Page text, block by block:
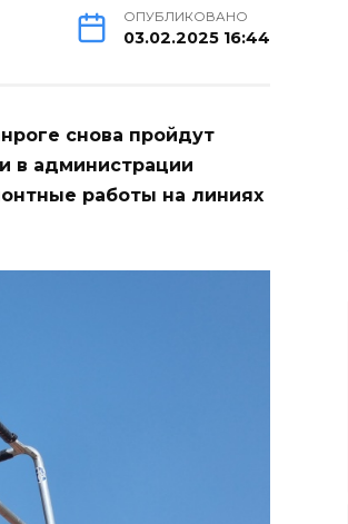
ОПУБЛИКОВАНО
03.02.2025 16:44
снова пройдут
в администрации
работы на линиях